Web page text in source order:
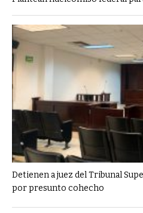
Detienen a juez del Tribunal
por presunto cohecho